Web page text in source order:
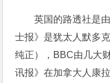
英国的路透社是
士报》是犹太人默多
纯正），BBC由几大
讯报》在加拿大人康